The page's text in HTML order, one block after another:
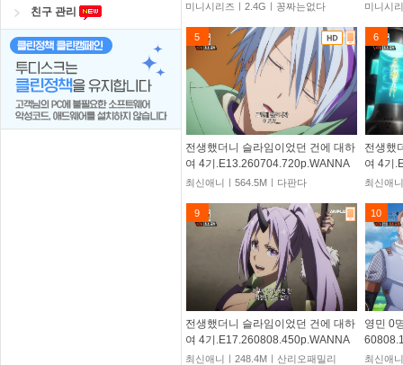
친구 관리 미니시리즈ㅣ2.4Gㅣ꽁짜는없다 미니시
5
전생했더니 슬라임이었던 건에 대하
여 4기.E13.260704.720p.WANNA
최신애니ㅣ564.5Mㅣ다판다
6
전생했
여 4기
최신애
9
전생했더니 슬라임이었던 건에 대하
여 4기.E17.260808.450p.WANNA
최신애니ㅣ248.4Mㅣ산리오패밀리
10
영민 0
최신애